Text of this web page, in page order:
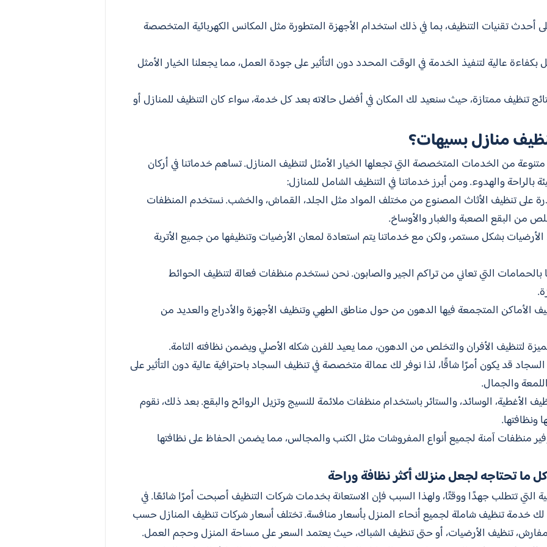
أحدث تقنيات التنظيف، بما في ذلك استخدام الأجهزة المتطورة مثل المكانس الكهربائية المتخصصة
بكفاءة عالية لتنفيذ الخدمة في الوقت المحدد دون التأثير على جودة العمل، مما يجعلنا الخيار الأمثل
تنظيف ممتازة، حيث سنعيد لك المكان في أفضل حالاته بعد كل خدمة، سواء كان التنظيف للمنازل أو
منازل بسيهات؟
من الخدمات المتخصصة التي تجعلها الخيار الأمثل لتنظيف المنازل. تساهم خدماتنا في أركان
بالراحة والهدوء. ومن أبرز خدماتنا في التنظيف الشامل للمنازل:
على تنظيف الأثاث المصنوع من مختلف المواد مثل الجلد، القماش، والخشب. نستخدم المنظفات
من البقع الصعبة والغبار والأوساخ.
الأرضيات بشكل مستمر، ولكن مع خدماتنا يتم استعادة لمعان الأرضيات وتنظيفها من جميع الأتربة
بالحمامات التي تعاني من تراكم الجير والصابون. نحن نستخدم منظفات فعالة لتنظيف الحوائط
الأماكن المتجمعة فيها الدهون من حول مناطق الطهي وتنظيف الأجهزة والأدراج والعديد من
لتنظيف الأفران والتخلص من الدهون، مما يعيد للفرن شكله الأصلي ويضمن نظافته التامة.
قد يكون أمرًا شاقًا، لذا نوفر لك عمالة متخصصة في تنظيف السجاد باحترافية عالية دون التأثير على
والجمال.
الأغطية، الوسائد، والستائر باستخدام منظفات ملائمة للنسيج وتزيل الروائح والبقع. بعد ذلك، نقوم
ونظافتها.
منظفات آمنة لجميع أنواع المفروشات مثل الكنب والمجالس، مما يضمن الحفاظ على نظافتها
ما تحتاجه لجعل منزلك أكثر نظافة وراحة
التي تتطلب جهدًا ووقتًا، ولهذا السبب فإن الاستعانة بخدمات شركات التنظيف أصبحت أمرًا شائعًا. في
لك خدمة تنظيف شاملة لجميع أنحاء المنزل بأسعار منافسة. تختلف أسعار شركات تنظيف المنازل حسب
تنظيف الأرضيات، أو حتى تنظيف الشباك، حيث يعتمد السعر على مساحة المنزل وحجم العمل.